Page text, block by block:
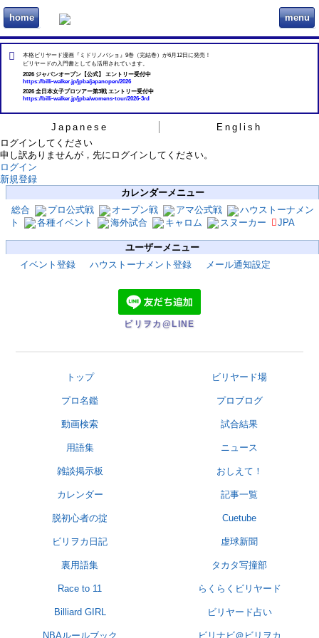
home ビリヲカ menu
本格ビリヤード漫画『ミドリノバショ』9巻（完結巻）が6月12日に発売！
ビリヤードの入門書としても活用されています。
2026 ジャパンオープン【公式】 エントリー受付中
https://billi-walker.jp/jpba/japanopen/2026
2026 全日本女子プロツアー第3戦 エントリー受付中
https://billi-walker.jp/jpba/womens-tour/2026-3rd
Japanese
English
ログインしてください
申し訳ありませんが，先にログインしてください。
ログイン
新規登録
カレンダーメニュー
総合
プロ公式戦 オープン戦 アマ公式戦
ハウストーナメン
ト
各種イベント 海外試合 キャロム スヌーカー JPA
ユーザーメニュー
イベント登録
ハウストーナメント登録 メール通知設定
ビリヲカ@LINE
トップ ビリヤード場
プロ名鑑 プロブログ
動画検索 試合結果
用語集 ニュース
雑談掲示板 おしえて！
カレンダー 記事一覧
脱初心者の掟 Cuetube
ビリヲカ日記 虚球新聞
裏用語集 タカタ写撞部
Race to 11 らくらくビリヤード
Billiard GIRL ビリヤード占い
NBAルールブック ビリナビ＠ビリヲカ